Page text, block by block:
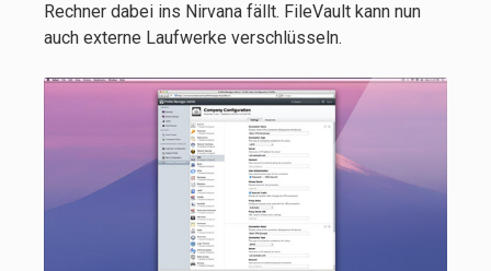
Rechner dabei ins Nirvana fällt. FileVault kann nun
auch externe Laufwerke verschlüsseln.